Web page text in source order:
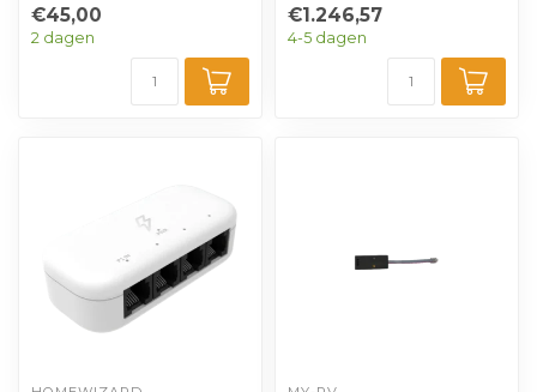
uitschakel...
€45,00
2 dagen
huishoudens di...
€1.246,57
4-5 dagen